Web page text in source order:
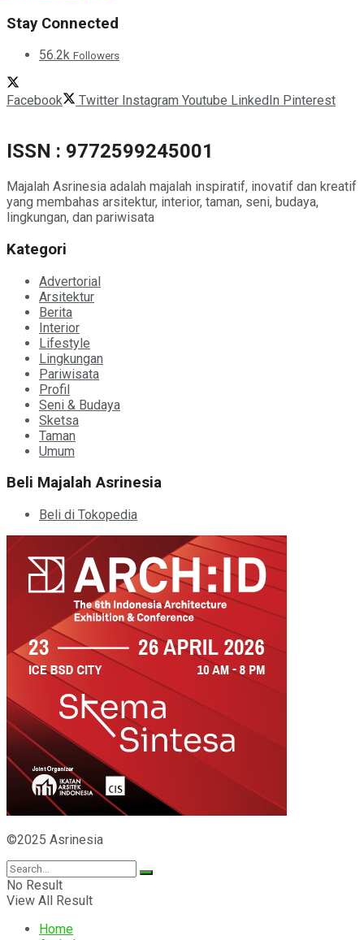
Stay Connected
56.2k Followers
Facebook Twitter Instagram Youtube LinkedIn Pinterest
ISSN : 9772599245001
Majalah Asrinesia adalah majalah inspiratif, inovatif dan kreatif
yang membahas arsitektur, interior, taman, seni, budaya,
lingkungan, dan pariwisata
Kategori
Advertorial
Arsitektur
Berita
Interior
Lifestyle
Lingkungan
Pariwisata
Profil
Seni & Budaya
Sketsa
Taman
Umum
Beli Majalah Asrinesia
Beli di Tokopedia
©2025 Asrinesia
No Result
View All Result
Home